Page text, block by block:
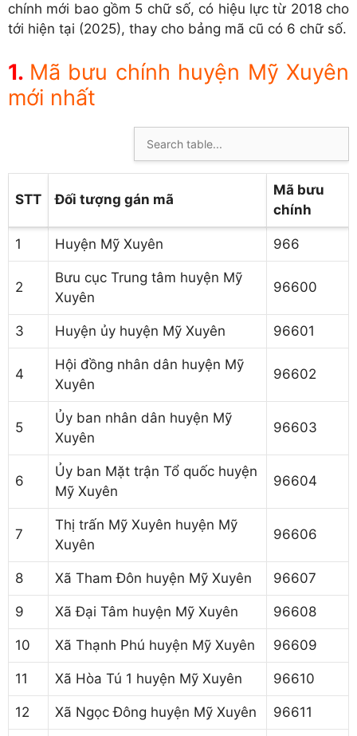
chính mới bao gồm 5 chữ số, có hiệu lực từ 2018 cho
tới hiện tại (2025), thay cho bảng mã cũ có 6 chữ số.
Mã bưu chính huyện Mỹ Xuyên
mới nhất
STT Đối tượng gán mã
Mã bưu
chính
1 Huyện Mỹ Xuyên 966
2
Bưu cục Trung tâm huyện Mỹ
Xuyên
96600
3 Huyện ủy huyện Mỹ Xuyên 96601
4
Hội đồng nhân dân huyện Mỹ
Xuyên
96602
5
Ủy ban nhân dân huyện Mỹ
Xuyên
96603
6
Ủy ban Mặt trận Tổ quốc huyện
Mỹ Xuyên
96604
7
Thị trấn Mỹ Xuyên huyện Mỹ
Xuyên
96606
8 Xã Tham Đôn huyện Mỹ Xuyên 96607
9 Xã Đại Tâm huyện Mỹ Xuyên 96608
10 Xã Thạnh Phú huyện Mỹ Xuyên 96609
11 Xã Hòa Tú 1 huyện Mỹ Xuyên 96610
12 Xã Ngọc Đông huyện Mỹ Xuyên 96611